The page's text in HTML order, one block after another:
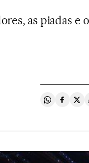
as piadas
Compartir